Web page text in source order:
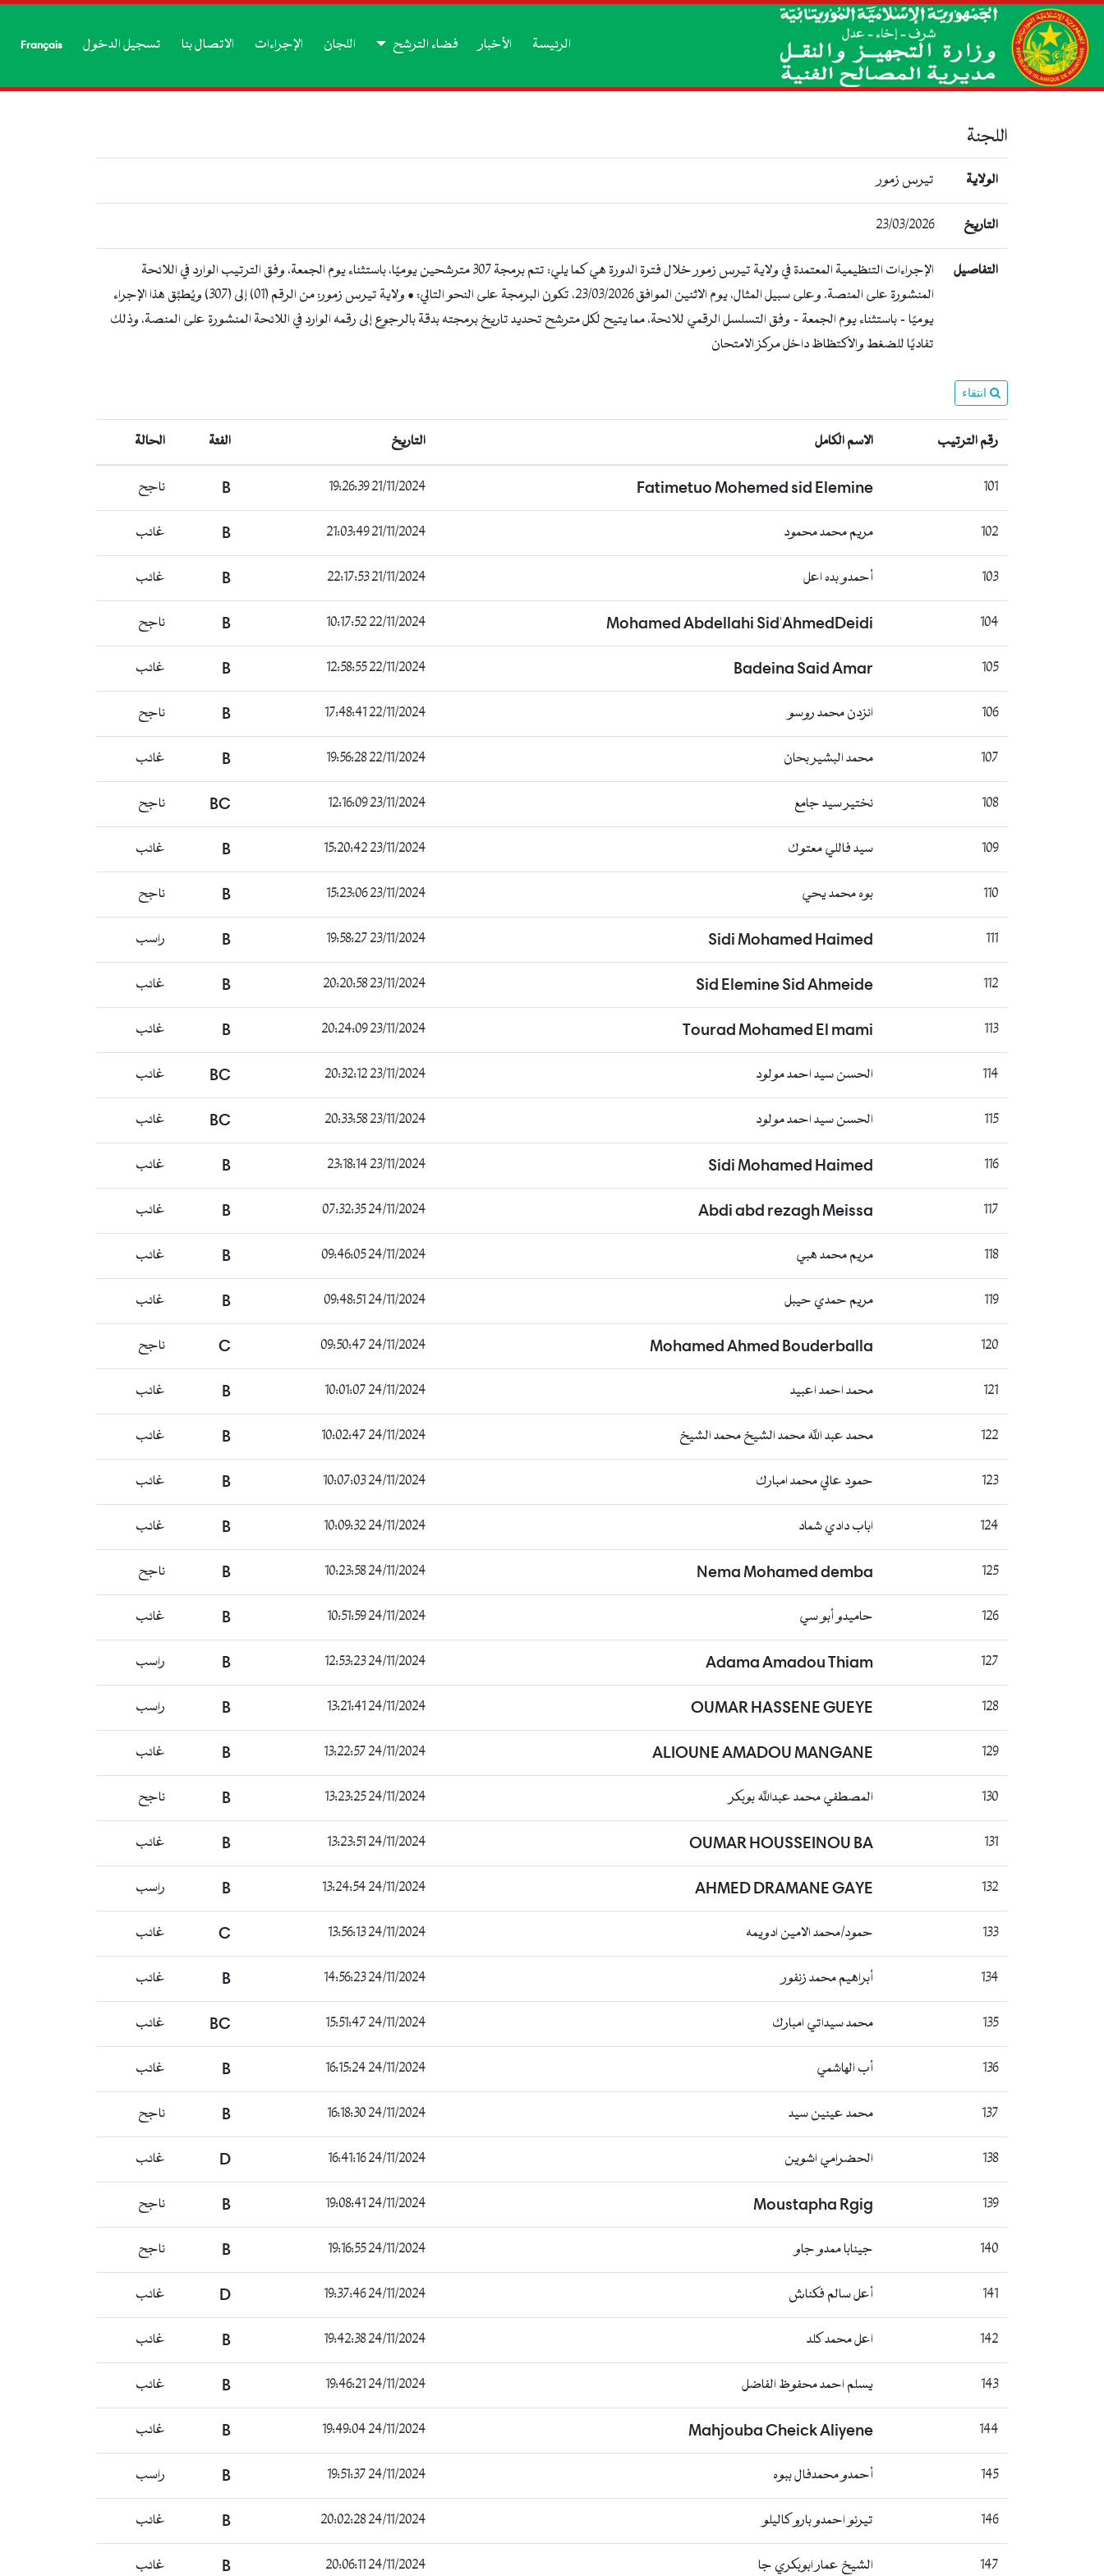
الرئيسة الأخبار فضاء الترشح اللجان الإجراءات الاتصال بنا تسجيل الدخول Français
اللجنة
الولاية تيرس زمور
التاريخ 23/03/2026
التفاصيل
الإجراءات التنظيمية المعتمدة في ولاية تيرس زمور خلال فترة الدورة هي كما يلي: تتم برمجة 307 مترشحين يوميًا، باستثناء يوم الجمعة، وفق الترتيب الوارد في اللائحة
المنشورة على المنصة. وعلى سبيل المثال، يوم الاثنين الموافق 23/03/2026، تكون البرمجة على النحو التالي: • ولاية تيرس زمور: من الرقم (01) إلى (307) ويُطبَّق هذا الإجراء
يوميًا — باستثناء يوم الجمعة — وفق التسلسل الرقمي للائحة، مما يتيح لكل مترشح تحديد تاريخ برمجته بدقة بالرجوع إلى رقمه الوارد في اللائحة المنشورة على المنصة، وذلك
تفاديًا للضغط والاكتظاظ داخل مركز الامتحان
انتقاء
رقم الترتيب الإسم الكامل التاريخ الفئة الحالة
101
Fatimetuo Mohemed sid Elemine
21/11/2024 19:26:39
B ناجح
102 مريم محمد محمود 21/11/2024 21:03:49
B غائب
103 أحمدو بده اعل 21/11/2024 22:17:53
B غائب
104
Mohamed Abdellahi Sid'AhmedDeidi
22/11/2024 10:17:52
B ناجح
105
Badeina Said Amar
22/11/2024 12:58:55
B غائب
106 انزدن محمد روسو 22/11/2024 17:48:41
B ناجح
107 محمد البشير بحان 22/11/2024 19:56:28
B غائب
108 نختير سيد جامع 23/11/2024 12:16:09
BC ناجح
109 سيد فاللي معتوك 23/11/2024 15:20:42
B غائب
110 بوه محمد يحي 23/11/2024 15:23:06
B ناجح
111
Sidi Mohamed Haimed
23/11/2024 19:58:27
B راسب
112
Sid Elemine Sid Ahmeide
23/11/2024 20:20:58
B غائب
113
Tourad Mohamed El mami
23/11/2024 20:24:09
B غائب
114 الحسن سيد احمد مولود 23/11/2024 20:32:12
BC غائب
115 الحسن سيد احمد مولود 23/11/2024 20:33:58
BC غائب
116
Sidi Mohamed Haimed
23/11/2024 23:18:14
B غائب
117
Abdi abd rezagh Meissa
24/11/2024 07:32:35
B غائب
118 مريم محمد هبي 24/11/2024 09:46:05
B غائب
119 مريم حمدي حيبل 24/11/2024 09:48:51
B غائب
120
Mohamed Ahmed Bouderballa
24/11/2024 09:50:47
C ناجح
121 محمد احمد اعبيد 24/11/2024 10:01:07
B غائب
122 محمد عبد الله محمد الشيخ محمد الشيخ 24/11/2024 10:02:47
B غائب
123 حمود عالي محمد امبارك 24/11/2024 10:07:03
B غائب
124 اباب دادي شماد 24/11/2024 10:09:32
B غائب
125
Nema Mohamed demba
24/11/2024 10:23:58
B ناجح
126 حاميدو أبو سي 24/11/2024 10:51:59
B غائب
127
Adama Amadou Thiam
24/11/2024 12:53:23
B راسب
128
OUMAR HASSENE GUEYE
24/11/2024 13:21:41
B راسب
129
ALIOUNE AMADOU MANGANE
24/11/2024 13:22:57
B غائب
130 المصطفي محمد عبدالله بوبكر 24/11/2024 13:23:25
B ناجح
131
OUMAR HOUSSEINOU BA
24/11/2024 13:23:51
B غائب
132
AHMED DRAMANE GAYE
24/11/2024 13:24:54
B راسب
133 حمود/محمد الامين ادويمه 24/11/2024 13:56:13
C غائب
134 أبراهيم محمد زنفور 24/11/2024 14:56:23
B غائب
135 محمد سيداتي امبارك 24/11/2024 15:51:47
BC غائب
136 أب الهاشمي 24/11/2024 16:15:24
B غائب
137 محمد عينين سيد 24/11/2024 16:18:30
B ناجح
138 الحضرامي اشوين 24/11/2024 16:41:16
D غائب
139
Moustapha Rgig
24/11/2024 19:08:41
B ناجح
140 جينابا ممدو جاو 24/11/2024 19:16:55
B ناجح
141 أعل سالم فكناش 24/11/2024 19:37:46
D غائب
142 اعل محمد كلد 24/11/2024 19:42:38
B غائب
143 يسلم احمد محفوظ الفاضل 24/11/2024 19:46:21
B غائب
144
Mahjouba Cheick Aliyene
24/11/2024 19:49:04
B غائب
145 أحمدو محمدفال ببوه 24/11/2024 19:51:37
B راسب
146 تيرنو احمدو بارو كاليلو 24/11/2024 20:02:28
B غائب
147 الشيخ عمار ابوبكري جا 24/11/2024 20:06:11
B غائب